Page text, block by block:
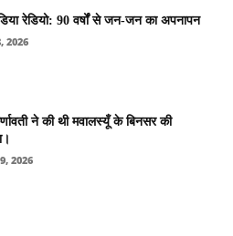
रेडियो: 90 वर्षों से जन-जन का अपनापन
2026
ने की थी मवालस्यूँ के बिनसर की
2026